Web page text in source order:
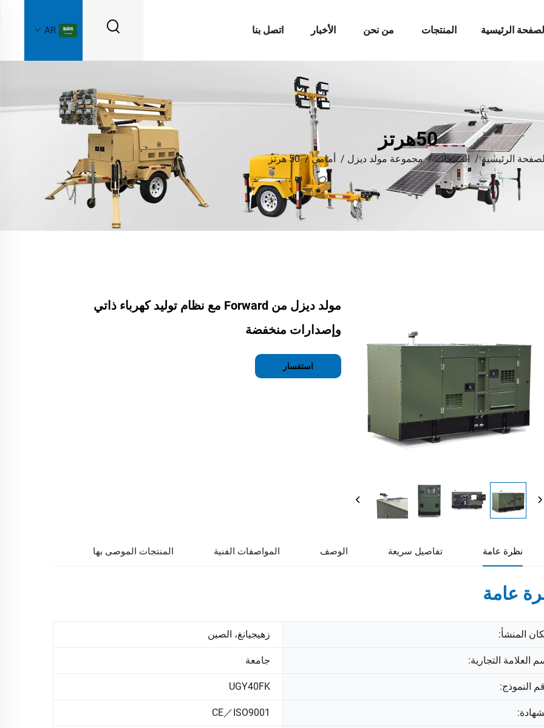
الرئيسية المنتجات من نحن الأخبار اتصل بنا AR
50هرتز
الرئيسية/المنتجات/مجموعة مولد ديزل / أمامي/50 هرتز
مولد ديزل من Forward مع نظام توليد كهرباء ذاتي
وإصدارات منخفضة
استفسار
نظرة عامة تفاصيل سريعة الوصف المواصفات الفنية المنتجات الموصى بها
عامة
المنشأ: زهيجيانغ، الصين
العلامة التجارية: جامعة
النموذج: UGY40FK
CE／ISO9001